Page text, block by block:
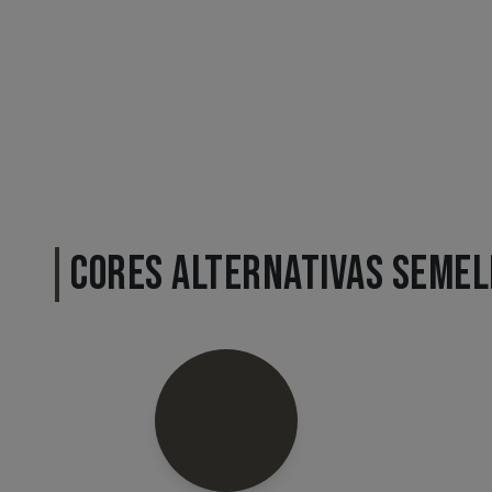
CORES ALTERNATIVAS